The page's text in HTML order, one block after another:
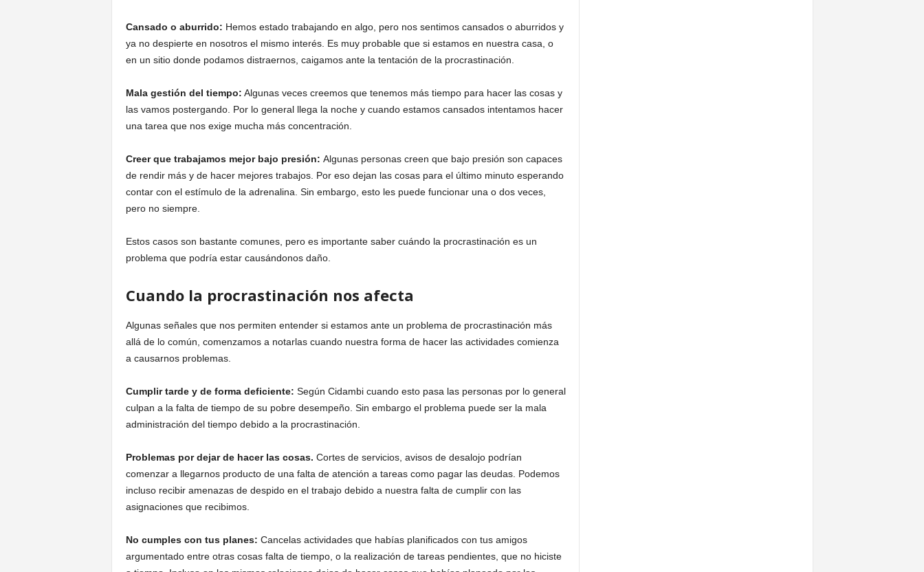
Cansado o aburrido: Hemos estado trabajando en algo, pero nos sentimos cansados o aburridos y
ya no despierte en nosotros el mismo interés. Es muy probable que si estamos en nuestra casa, o
en un sitio donde podamos distraernos, caigamos ante la tentación de la procrastinación.
Mala gestión del tiempo: Algunas veces creemos que tenemos más tiempo para hacer las cosas y
las vamos postergando. Por lo general llega la noche y cuando estamos cansados intentamos hacer
una tarea que nos exige mucha más concentración.
Creer que trabajamos mejor bajo presión: Algunas personas creen que bajo presión son capaces
de rendir más y de hacer mejores trabajos. Por eso dejan las cosas para el último minuto esperando
contar con el estímulo de la adrenalina. Sin embargo, esto les puede funcionar una o dos veces,
pero no siempre.
Estos casos son bastante comunes, pero es importante saber cuándo la procrastinación es un
problema que podría estar causándonos daño.
Cuando la procrastinación nos afecta
Algunas señales que nos permiten entender si estamos ante un problema de procrastinación más
allá de lo común, comenzamos a notarlas cuando nuestra forma de hacer las actividades comienza
a causarnos problemas.
Cumplir tarde y de forma deficiente: Según Cidambi cuando esto pasa las personas por lo general
culpan a la falta de tiempo de su pobre desempeño. Sin embargo el problema puede ser la mala
administración del tiempo debido a la procrastinación.
Problemas por dejar de hacer las cosas. Cortes de servicios, avisos de desalojo podrían
comenzar a llegarnos producto de una falta de atención a tareas como pagar las deudas. Podemos
incluso recibir amenazas de despido en el trabajo debido a nuestra falta de cumplir con las
asignaciones que recibimos.
No cumples con tus planes: Cancelas actividades que habías planificados con tus amigos
argumentado entre otras cosas falta de tiempo, o la realización de tareas pendientes, que no hiciste